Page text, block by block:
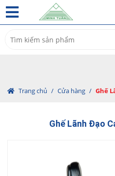
for:
Trang chủ / Cửa hàng / Ghế
Ghế Lãnh Đạo